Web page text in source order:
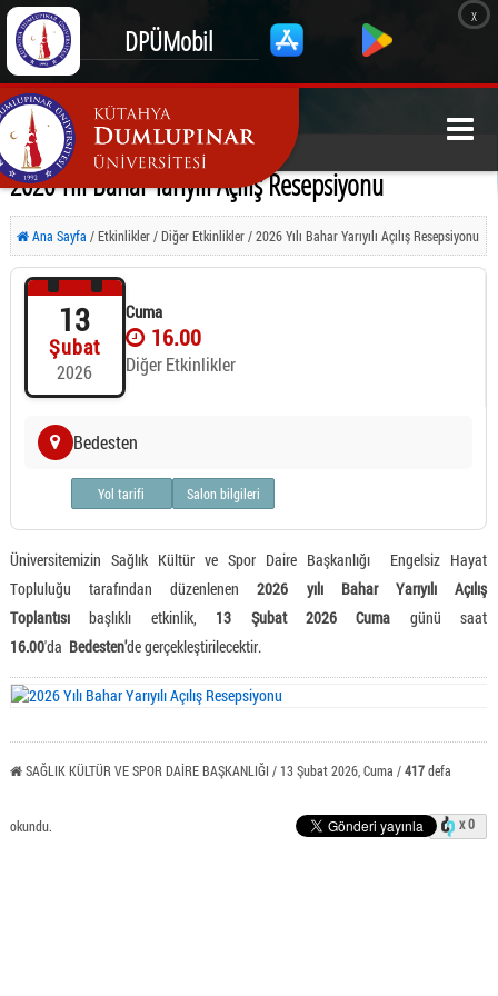
DPÜMobil
x
2026 Yılı Bahar Yarıyılı Açılış Resepsiyonu
Ana Sayfa / Etkinlikler / Diğer Etkinlikler / 2026 Yılı Bahar Yarıyılı Açılış Resepsiyonu
13
Şubat
2026
Cuma
16.00
Diğer Etkinlikler
Bedesten
Yol tarifi Salon bilgileri
Üniversitemizin Sağlık Kültür ve Spor Daire Başkanlığı Engelsiz Hayat
Topluluğu tarafından düzenlenen2026 yılı Bahar Yarıyılı Açılış
Toplantısıbaşlıklı etkinlik, 13 Şubat 2026 Cuma günü saat
16.00'da Bedesten'de gerçekleştirilecektir.
SAĞLIK KÜLTÜR VE SPOR DAİRE BAŞKANLIĞI / 13 Şubat 2026, Cuma /417defa
okundu. x 0